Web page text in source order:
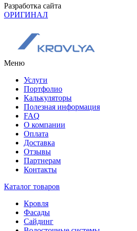
Разработка сайта
ОРИГИНАЛ
Меню
Услуги
Портфолио
Калькуляторы
Полезная информация
FAQ
О компании
Оплата
Доставка
Отзывы
Партнерам
Контакты
Каталог товаров
Кровля
Фасады
Сайдинг